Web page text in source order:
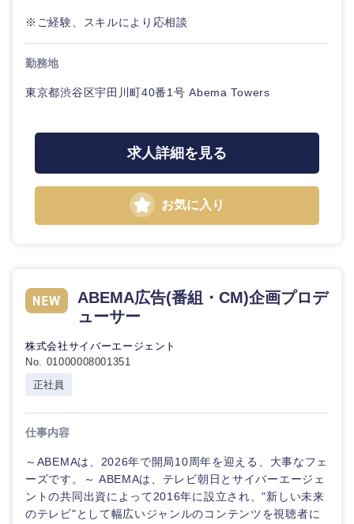
※ご経験、スキルにより応相談
勤務地
東京都渋谷区宇田川町40番1号 Abema Towers
求人詳細を見る
お気に入り
ABEMA広告(番組・CM)企画プロデ
ューサー
株式会社サイバーエージェント
No. 01000008001351
正社員
仕事内容
～ABEMAは、2026年で開局10周年を迎える、大事なフェ
ーズです。～ ABEMAは、テレビ朝日とサイバーエージェ
ントの共同出資によって2016年に設立され、"新しい未来
のテレビ"として幅広いジャンルのコンテンツを視聴者に